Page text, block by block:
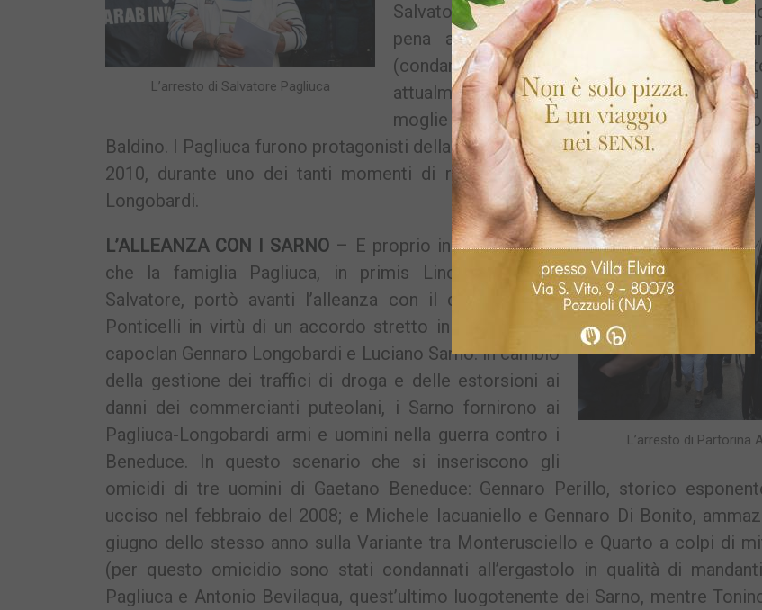
L’arresto di Salvatore Pagliuca
Salvatore detto ‘o biondo (che sta
pena al carcere duro), la madre
(condannata a 14 anni e 8 mesi), il
attualmente sorvegliato speciale, la
moglie Francesca Mastantuoni e il
Baldino. I Pagliuca furono protagonisti della faida tra i Longobardi e i Beneduce,
2010, durante uno dei tanti momenti di rottura tra i boss Gaetano Beneduce
Longobardi.
L’arresto di Partorina
L’ALLEANZA CON I SARNO – E proprio in quel periodo
che la famiglia Pagliuca, in primis Lino e il padre
Salvatore, portò avanti l’alleanza con il clan Sarno di
Ponticelli in virtù di un accordo stretto in carcere tra i
capoclan Gennaro Longobardi e Luciano Sarno: in cambio
della gestione dei traffici di droga e delle estorsioni ai
danni dei commercianti puteolani, i Sarno fornirono ai
Pagliuca-Longobardi armi e uomini nella guerra contro i
Beneduce. In questo scenario che si inseriscono gli
omicidi di tre uomini di Gaetano Beneduce: Gennaro Perillo, storico
ucciso nel febbraio del 2008; e Michele Iacuaniello e Gennaro Di Bonito,
giugno dello stesso anno sulla Variante tra Monterusciello e Quarto a colpi di
(per questo omicidio sono stati condannati all’ergastolo in qualità di
Pagliuca e Antonio Bevilaqua, quest’ultimo luogotenente dei Sarno, mentre